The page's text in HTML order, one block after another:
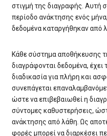
στιγμή της διαγραφής. Αυτή
περίοδο ανάκτησης ενός
δεδομένα καταργήθηκαν από
Κάθε σύστημα αποθήκευσης
διαγράφονται δεδομένα, έχει
διαδικασία για πλήρη και
συνεπάγεται
ώστε να επιβεβαιωθεί η
σύντομες καθυστερήσεις,
ανάκτησης από λάθη. Ως
φορές μπορεί να διαρκέσει